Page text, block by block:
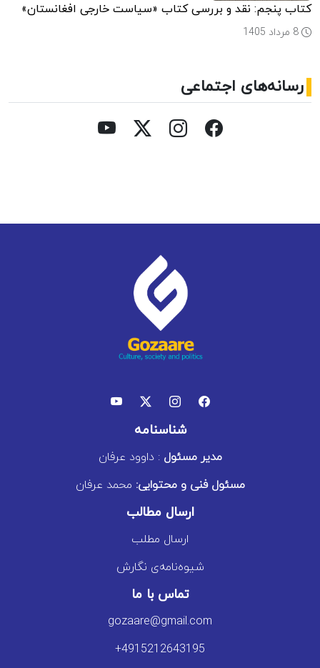
کتاب پنجم: نقد و بررسی کتاب «سیاست خارجی افغانستان»
رسانه‌های اجتماعی
شناسنامه
مدیر مسئول: داوود عرفان
مسئول فنی و محتوایی: محمد عرفان
ارسال مطالب
ارسال مطلب
شیوه‌نامه‌ی نگارش
تماس با ما
gozaare@gmail.com
+4915212643195